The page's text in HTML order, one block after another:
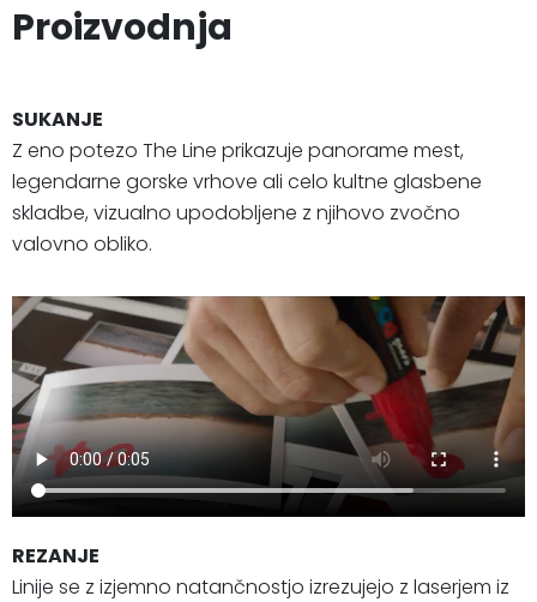
Proizvodnja
SUKANJE
Z eno potezo The Line prikazuje panorame mest,
legendarne gorske vrhove ali celo kultne glasbene
skladbe, vizualno upodobljene z njihovo zvočno
valovno obliko.
REZANJE
Linije se z izjemno natančnostjo izrezujejo z laserjem iz